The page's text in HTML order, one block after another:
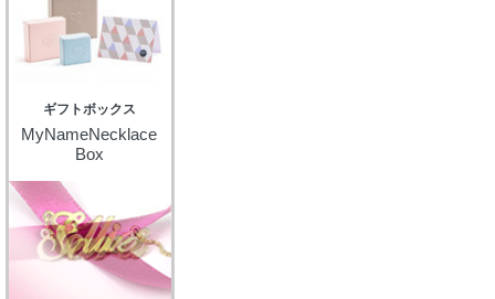
ギフトボックス
MyNameNecklace
Box